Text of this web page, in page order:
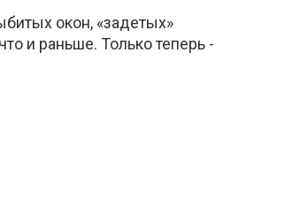
окон, «задетых»
и раньше. Только теперь -